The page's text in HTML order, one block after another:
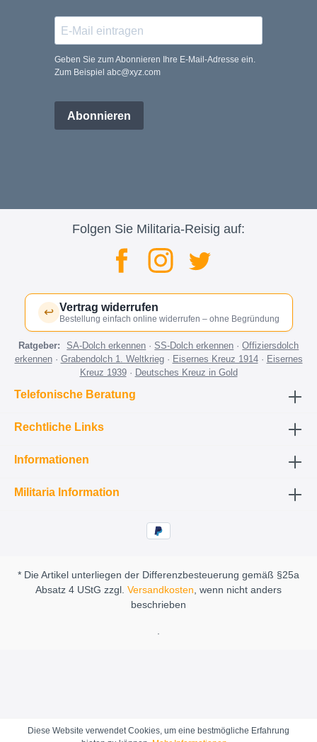
Geben Sie zum Abonnieren Ihre E-Mail-Adresse ein.
Zum Beispiel abc@xyz.com
Abonnieren
Folgen Sie Militaria-Reisig auf:
↩ Vertrag widerrufen
Bestellung einfach online widerrufen – ohne Begründung
Ratgeber: SA-Dolch erkennen ·SS-Dolch erkennen ·Offiziersdolch
erkennen· Grabendolch 1. Weltkrieg· Eisernes Kreuz 1914· Eisernes
Kreuz 1939· Deutsches Kreuz in Gold
Telefonische Beratung
Rechtliche Links
Informationen
Militaria Information
* Die Artikel unterliegen der Differenzbesteuerung gemäß §25a
Absatz 4 UStG zzgl. Versandkosten, wenn nicht anders
beschrieben
.
Diese Website verwendet Cookies, um eine bestmögliche Erfahrung